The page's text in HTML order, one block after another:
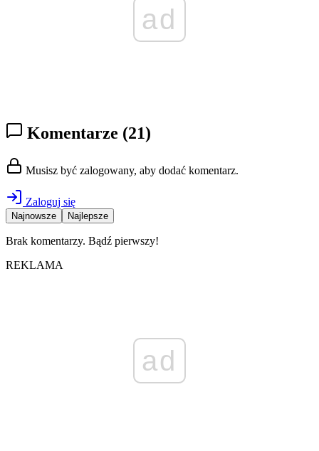
ad
Komentarze (21)
Musisz być zalogowany, aby dodać komentarz.
Zaloguj się
Najnowsze Najlepsze
Brak komentarzy. Bądź pierwszy!
REKLAMA
ad